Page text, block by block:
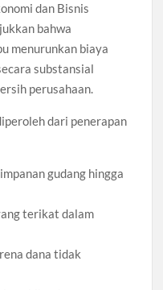
dan Bisnis
bahwa
menurunkan biaya
substansial
perusahaan.
dari penerapan
gudang hingga
terikat dalam
dana tidak